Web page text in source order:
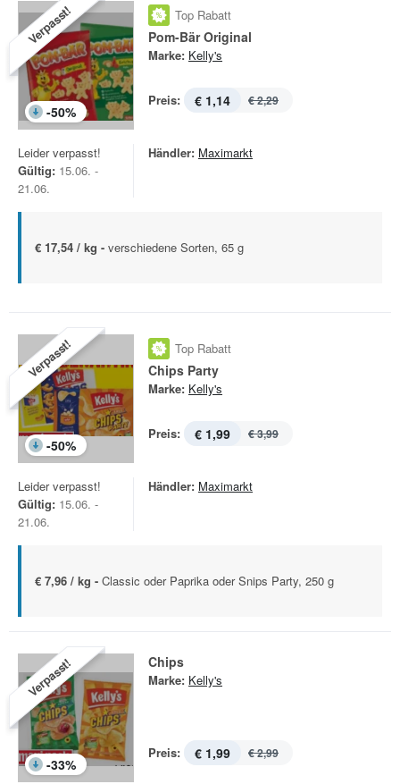
Verpasst!
-50%
Top Rabatt
Pom-Bär Original
Marke: Kelly's
Preis: € 1,14 € 2,29
Leider verpasst!
Gültig: 15.06. -
21.06.
Händler: Maximarkt
€ 17,54 / kg - verschiedene Sorten, 65 g
Verpasst!
-50%
Top Rabatt
Chips Party
Marke: Kelly's
Preis: € 1,99 € 3,99
Leider verpasst!
Gültig: 15.06. -
21.06.
Händler: Maximarkt
€ 7,96 / kg - Classic oder Paprika oder Snips Party, 250 g
Verpasst!
-33%
Chips
Marke: Kelly's
Preis: € 1,99 € 2,99